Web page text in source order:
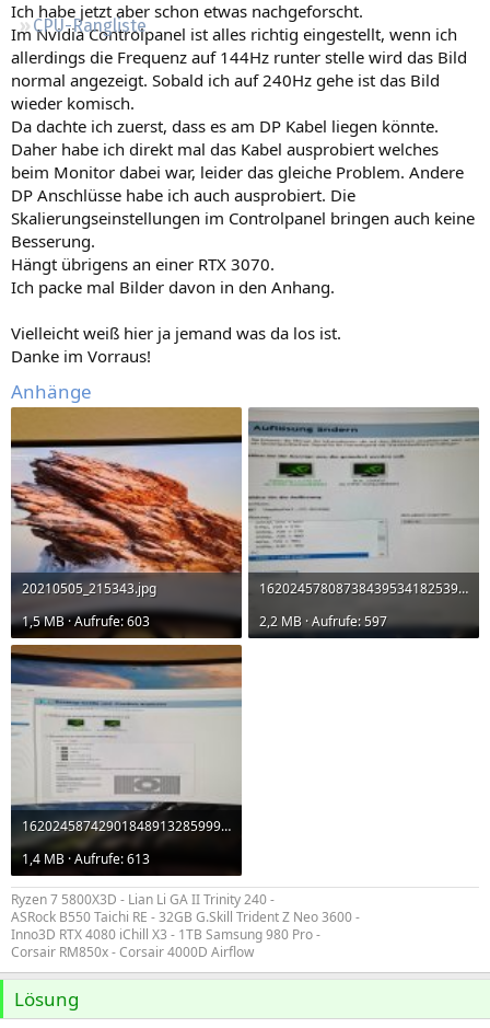
CPU-Rangliste
Ich habe jetzt aber schon etwas nachgeforscht.
Im Nvidia Controlpanel ist alles richtig eingestellt, wenn ich
allerdings die Frequenz auf 144Hz runter stelle wird das Bild
normal angezeigt. Sobald ich auf 240Hz gehe ist das Bild
wieder komisch.
Da dachte ich zuerst, dass es am DP Kabel liegen könnte.
Daher habe ich direkt mal das Kabel ausprobiert welches
beim Monitor dabei war, leider das gleiche Problem. Andere
DP Anschlüsse habe ich auch ausprobiert. Die
Skalierungseinstellungen im Controlpanel bringen auch keine
Besserung.
Hängt übrigens an einer RTX 3070.
Ich packe mal Bilder davon in den Anhang.
Vielleicht weiß hier ja jemand was da los ist.
Danke im Vorraus!
Anhänge
20210505_215343.jpg
1,5 MB · Aufrufe: 603
16202457808738439534182539426236.jpg
2,2 MB · Aufrufe: 597
16202458742901848913285999167443.jpg
1,4 MB · Aufrufe: 613
Ryzen 7 5800X3D - Lian Li GA II Trinity 240 -
ASRock B550 Taichi RE - 32GB G.Skill Trident Z Neo 3600 -
Inno3D RTX 4080 iChill X3 - 1TB Samsung 980 Pro -
Corsair RM850x - Corsair 4000D Airflow
Lösung